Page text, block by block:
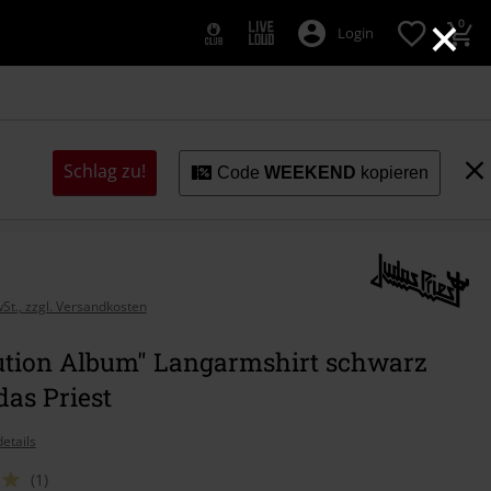
×
Login 0
Schlag zu! CodeWEEKEND kopieren
zzgl. Versandkosten
Album" Langarmshirt schwarz
Priest
(1)